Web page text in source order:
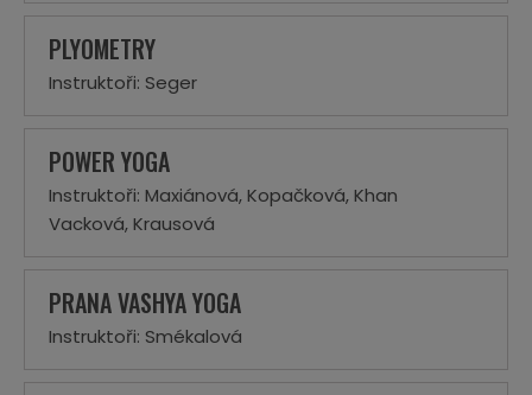
PLYOMETRY
Instruktoři: Seger
POWER YOGA
Instruktoři: Maxiánová, Kopačková, Khan
Vacková, Krausová
PRANA VASHYA YOGA
Instruktoři: Smékalová